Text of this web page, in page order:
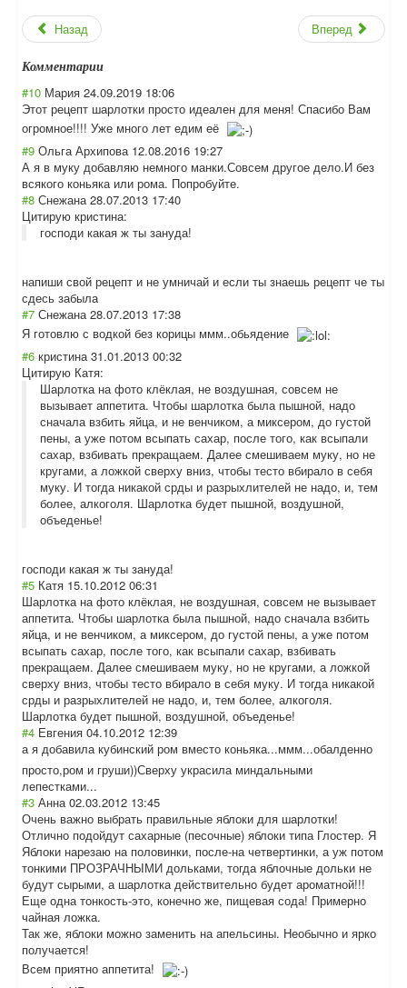
Назад Вперед
Комментарии
#10 Мария 24.09.2019 18:06
Этот рецепт шарлотки просто идеален для меня! Спасибо Вам
огромное!!!! Уже много лет едим её
#9 Ольга Архипова 12.08.2016 19:27
А я в муку добавляю немного манки.Совсем другое дело.И без
всякого коньяка или рома. Попробуйте.
#8 Снежана 28.07.2013 17:40
Цитирую кристина:
господи какая ж ты зануда!
напиши свой рецепт и не умничай и если ты знаешь рецепт че ты
сдесь забыла
#7 Снежана 28.07.2013 17:38
Я готовлю с водкой без корицы ммм..обьядение
#6 кристина 31.01.2013 00:32
Цитирую Катя:
Шарлотка на фото клёклая, не воздушная, совсем не
вызывает аппетита. Чтобы шарлотка была пышной, надо
сначала взбить яйца, и не венчиком, а миксером, до густой
пены, а уже потом всыпать сахар, после того, как всыпали
сахар, взбивать прекращаем. Далее смешиваем муку, но не
кругами, а ложкой сверху вниз, чтобы тесто вбирало в себя
муку. И тогда никакой срды и разрыхлителей не надо, и, тем
более, алкоголя. Шарлотка будет пышной, воздушной,
объеденье!
господи какая ж ты зануда!
#5 Катя 15.10.2012 06:31
Шарлотка на фото клёклая, не воздушная, совсем не вызывает
аппетита. Чтобы шарлотка была пышной, надо сначала взбить
яйца, и не венчиком, а миксером, до густой пены, а уже потом
всыпать сахар, после того, как всыпали сахар, взбивать
прекращаем. Далее смешиваем муку, но не кругами, а ложкой
сверху вниз, чтобы тесто вбирало в себя муку. И тогда никакой
срды и разрыхлителей не надо, и, тем более, алкоголя.
Шарлотка будет пышной, воздушной, объеденье!
#4 Евгения 04.10.2012 12:39
а я добавила кубинский ром вместо коньяка...ммм...обалденно
просто,ром и груши))Сверху украсила миндальными
лепестками...
#3 Анна 02.03.2012 13:45
Очень важно выбрать правильные яблоки для шарлотки!
Отлично подойдут сахарные (песочные) яблоки типа Глостер. Я
Яблоки нарезаю на половинки, после-на четвертинки, а уж потом
тонкими ПРОЗРАЧНЫМИ дольками, тогда яблочные дольки не
будут сырыми, а шарлотка действительно будет ароматной!!!
Еще одна тонкость-это, конечно же, пищевая сода! Примерно
чайная ложка.
Так же, яблоки можно заменить на апельсины. Необычно и ярко
получается!
Всем приятно аппетита!